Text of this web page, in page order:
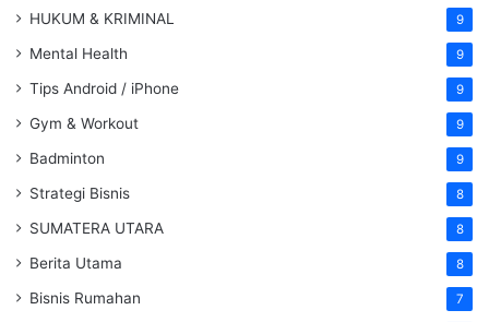
HUKUM & KRIMINAL 9
Mental Health 9
Tips Android / iPhone 9
Gym & Workout 9
Badminton 9
Strategi Bisnis 8
SUMATERA UTARA 8
Berita Utama 8
Bisnis Rumahan 7